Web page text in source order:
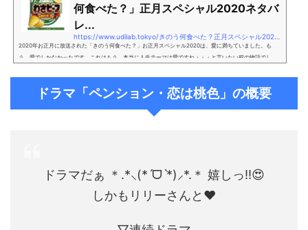
何食べた？」正月スペシャル2020ネタバ
レ...
2020年お正月に放送された「きのう何食べた？」お正月スペシャル2020は、愛に満ちていました。も
う、愛でしかなかったです。これはもう、本当に人生テーマは愛ですね・・・と言いたい程の物語でし
甘える航。もうあのわさビーフ押しは、めしばな刑事タチバナを彷彿させるものでもあったよう
ドラマ「ペンション・恋は桃色」の概要
ドラマだぁ ＊.*⸜(*ˊᗜˋ*)⸝*.＊ 嬉しっ!!😍
しかもリリーさんと❤️